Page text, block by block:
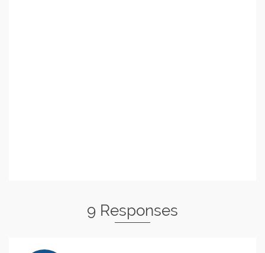
9 Responses